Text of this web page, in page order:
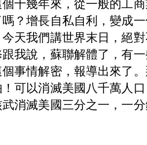
？增長自私自利，變成
天我們講世界末日，絕
我說，蘇聯解體了，有
事情解密，報導出來了
可以消滅美國八千萬人
消滅美國三分之一，一